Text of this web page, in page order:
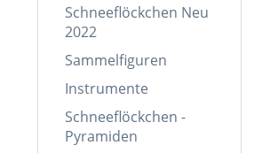
Schneeflöckchen Neu
2022
Sammelfiguren
Instrumente
Schneeflöckchen -
Pyramiden